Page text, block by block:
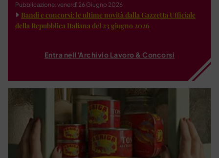
Pubblicazione: venerdì 26 Giugno 2026
Bandi e concorsi: le ultime novità dalla Gazzetta Ufficiale
della Repubblica Italiana del 23 giugno 2026
Entra nell'Archivio Lavoro & Concorsi